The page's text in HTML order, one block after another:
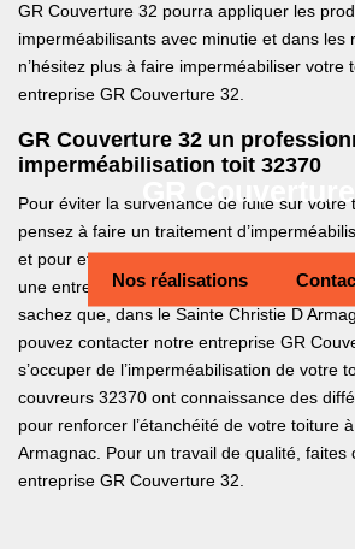
GR Couverture
Nos réalisations
GR Couverture 32 pourra appliquer les
imperméabilisants avec minutie et dans les
n’hésitez plus à faire imperméabiliser votre
entreprise GR Couverture 32.
GR Couverture 32 un
imperméabilisation toit 32370
Pour éviter la survenance de fuite sur votre
pensez à faire un traitement
et pour effectuer cette tâche, il est
une entreprise spécialisée. En tant que
sachez que, dans le Sainte Christie D
pouvez contacter notre entreprise GR
s’occuper de l’imperméabilisation de votre
couvreurs 32370 ont connaissance des
pour renforcer l’étanchéité de votre toiture
Armagnac. Pour un travail de qualité, faites
entreprise GR Couverture 32.